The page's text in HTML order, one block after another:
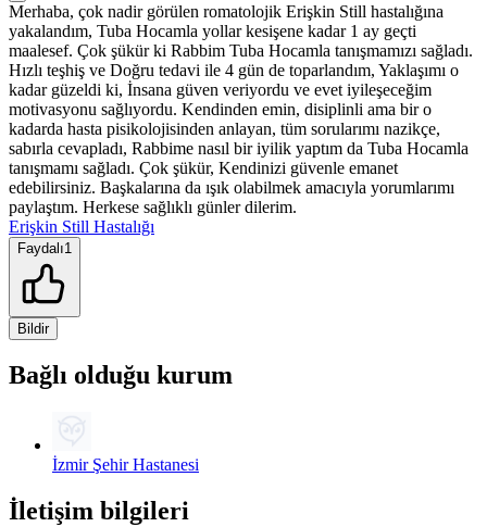
Merhaba, çok nadir görülen romatolojik Erişkin Still hastalığına
yakalandım, Tuba Hocamla yollar kesişene kadar 1 ay geçti
maalesef. Çok şükür ki Rabbim Tuba Hocamla tanışmamızı sağladı.
Hızlı teşhiş ve Doğru tedavi ile 4 gün de toparlandım, Yaklaşımı o
kadar güzeldi ki, İnsana güven veriyordu ve evet iyileşeceğim
motivasyonu sağlıyordu. Kendinden emin, disiplinli ama bir o
kadarda hasta pisikolojisinden anlayan, tüm sorularımı nazikçe,
sabırla cevapladı, Rabbime nasıl bir iyilik yaptım da Tuba Hocamla
tanışmamı sağladı. Çok şükür, Kendinizi güvenle emanet
edebilirsiniz. Başkalarına da ışık olabilmek amacıyla yorumlarımı
paylaştım. Herkese sağlıklı günler dilerim.
Erişkin Still Hastalığı
Faydalı1
Bildir
Bağlı olduğu kurum
İzmir Şehir Hastanesi
İletişim bilgileri